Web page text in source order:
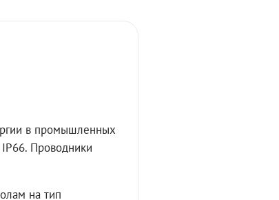
в промышленных
Проводники
на тип